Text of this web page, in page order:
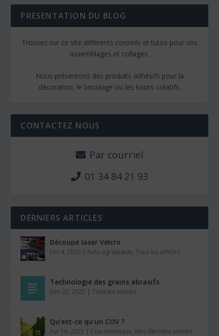
PRESENTATION DU BLOG
Trouvez sur ce site différents conseils et tutos pour vos
assemblages et collages.
Nous présentons des produits adhésifs pour la
décoration, le bricolage ou les loisirs créatifs.
CONTACTEZ NOUS
Par courriel
01 34 84 21 93
DERNIERS ARTICLES
Découpe laser Velcro
Fév 4, 2026 |Auto-agrippants,Tous les articles
Technologie des grains abrasifs
Déc 22, 2025 |Tous les articles
Qu’est-ce qu’un COV ?
Avr 16, 2025 | Coin technique, Nos derniers articles